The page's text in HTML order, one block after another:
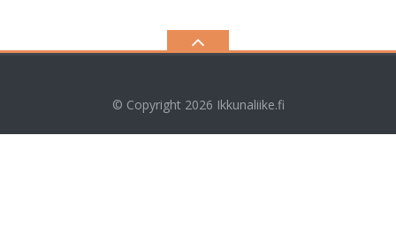
© Copyright 2026 Ikkunaliike.fi